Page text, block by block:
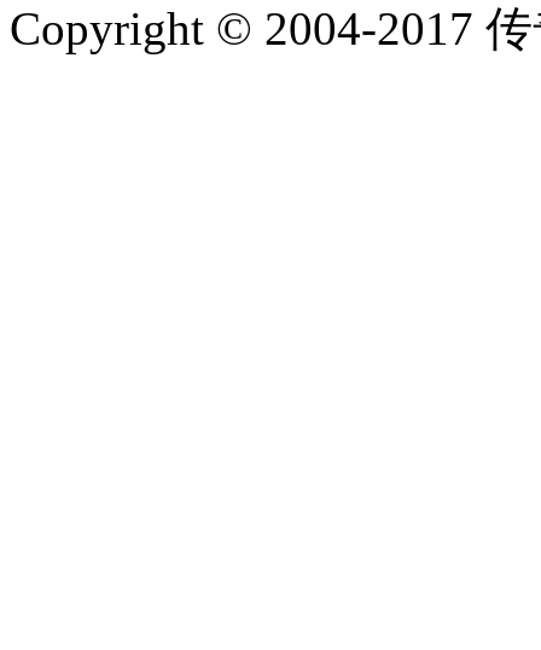
Copyright © 2004-2017